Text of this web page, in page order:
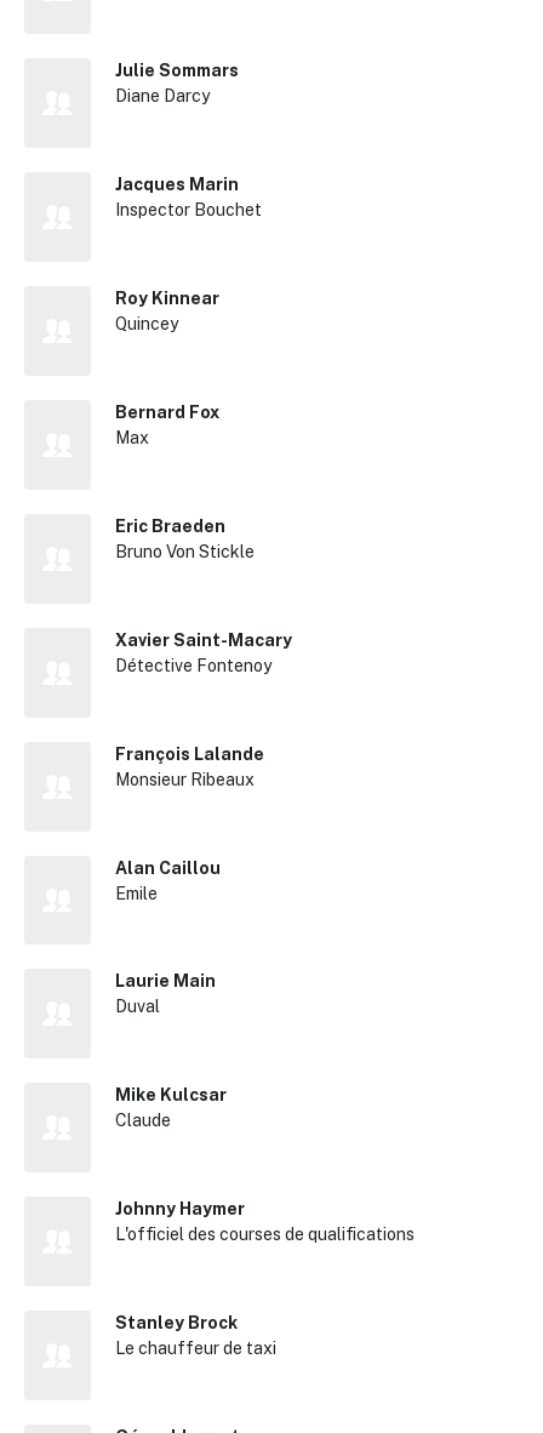
Julie Sommars
Diane Darcy
Jacques Marin
Inspector Bouchet
Roy Kinnear
Quincey
Bernard Fox
Max
Eric Braeden
Bruno Von Stickle
Xavier Saint-Macary
Détective Fontenoy
François Lalande
Monsieur Ribeaux
Alan Caillou
Emile
Laurie Main
Duval
Mike Kulcsar
Claude
Johnny Haymer
L'officiel des courses de qualifications
Stanley Brock
Le chauffeur de taxi